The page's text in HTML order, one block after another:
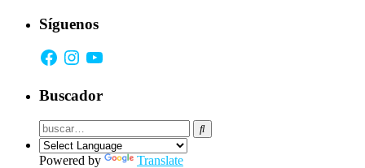
Síguenos
Facebook
InstagramYouTube
Buscador
Powered by Translate